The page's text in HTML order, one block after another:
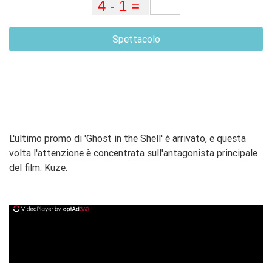
Spettacolo
L'ultimo promo di 'Ghost in the Shell' è arrivato, e questa
volta l'attenzione è concentrata sull'antagonista principale
del film: Kuze.